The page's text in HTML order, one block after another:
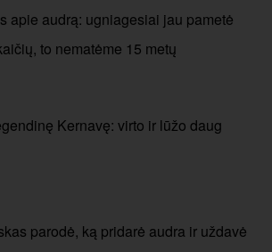
apie audrą: ugniagesiai jau pametė
to nematėme 15 metų
Kernavę: virto ir lūžo daug
parodė, ką pridarė audra ir uždavė